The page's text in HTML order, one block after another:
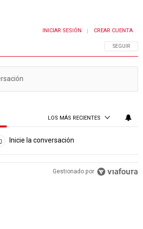
SIGA ESTA
SEGUIR
INICIAR SESIÓN | CREAR CUENTA
LOS MÁS RECIENTES
Inicie la conversación